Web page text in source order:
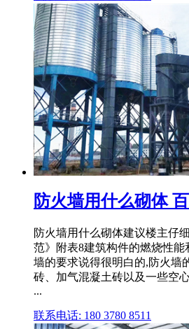
防火墙用什么砌体
防火墙用什么砌体建议楼主仔
范》附表8建筑构件的燃烧性能
墙的要求说得很明白的,防火墙
砖、加气混凝土砖以及一些空
...
联系电话: 180 3780 8511